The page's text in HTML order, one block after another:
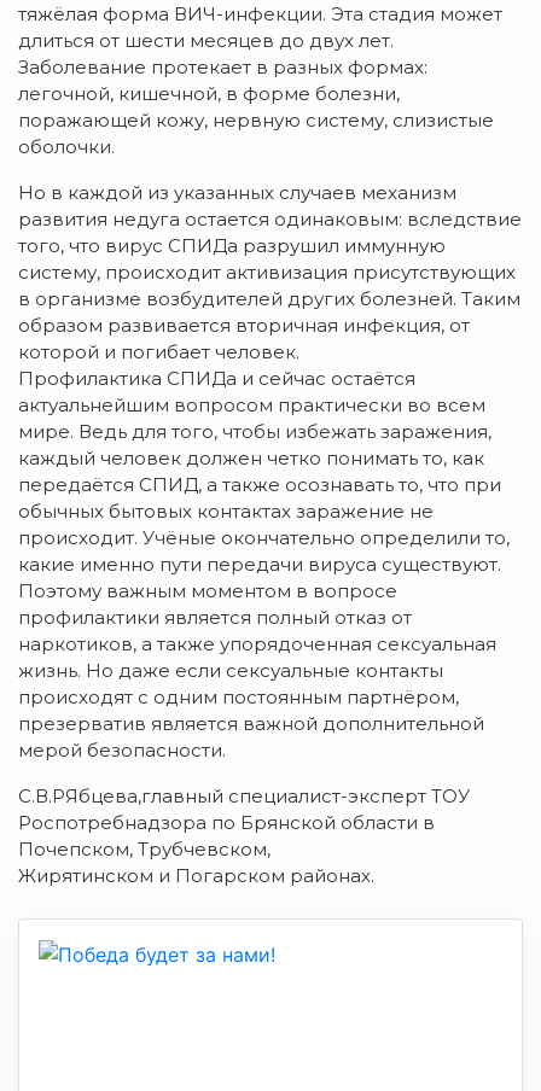
тяжёлая форма ВИЧ-инфекции. Эта стадия может
длиться от шести месяцев до двух лет.
Заболевание протекает в разных формах:
легочной, кишечной, в форме болезни,
поражающей кожу, нервную систему, слизистые
оболочки.
Но в каждой из указанных случаев механизм
развития недуга остается одинаковым: вследствие
того, что вирус СПИДа разрушил иммунную
систему, происходит активизация присутствующих
в организме возбудителей других болезней. Таким
образом развивается вторичная инфекция, от
которой и погибает человек.
Профилактика СПИДа и сейчас остаётся
актуальнейшим вопросом практически во всем
мире. Ведь для того, чтобы избежать заражения,
каждый человек должен четко понимать то, как
передаётся СПИД, а также осознавать то, что при
обычных бытовых контактах заражение не
происходит. Учёные окончательно определили то,
какие именно пути передачи вируса существуют.
Поэтому важным моментом в вопросе
профилактики является полный отказ от
наркотиков, а также упорядоченная сексуальная
жизнь. Но даже если сексуальные контакты
происходят с одним постоянным партнёром,
презерватив является важной дополнительной
мерой безопасности.
С.В.РЯбцева,главный специалист-эксперт ТОУ
Роспотребнадзора по Брянской области в
Почепском, Трубчевском,
Жирятинском и Погарском районах.